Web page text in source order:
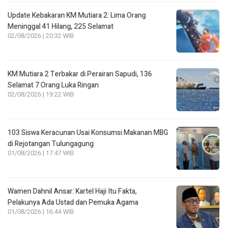
Update Kebakaran KM Mutiara 2: Lima Orang
Meninggal 41 Hilang, 225 Selamat
02/08/2026 | 20:32 WIB
KM Mutiara 2 Terbakar di Perairan Sapudi, 136
Selamat 7 Orang Luka Ringan
02/08/2026 | 19:22 WIB
103 Siswa Keracunan Usai Konsumsi Makanan MBG
di Rejotangan Tulungagung
01/08/2026 | 17:47 WIB
Wamen Dahnil Ansar: Kartel Haji Itu Fakta,
Pelakunya Ada Ustad dan Pemuka Agama
01/08/2026 | 16:44 WIB